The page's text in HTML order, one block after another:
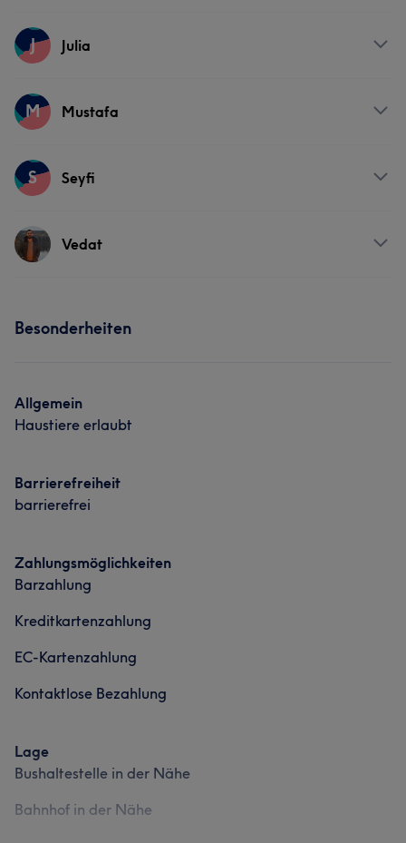
Services
J Julia
Services
M Mustafa
Services
S Seyfi
ServicesVedat
Besonderheiten
Allgemein
Haustiere erlaubt
Barrierefreiheit
barrierefrei
Zahlungsmöglichkeiten
Barzahlung
Kreditkartenzahlung
EC-Kartenzahlung
Kontaktlose Bezahlung
Lage
Bushaltestelle in der Nähe
Bahnhof in der Nähe